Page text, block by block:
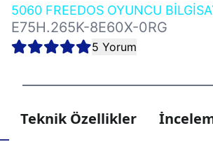
5060 FREEDOS OYUNCU
E75H.265K-8E60X-0RG
5 Yorum
Teknik Özellikler